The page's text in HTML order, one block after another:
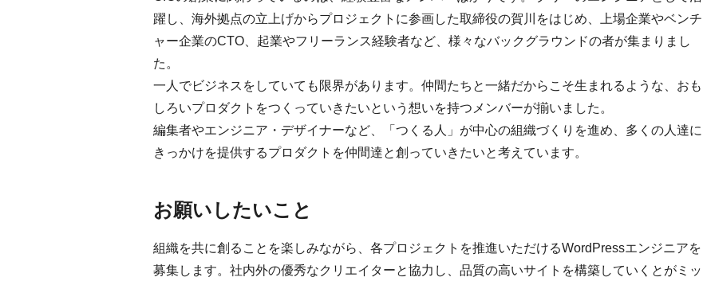
躍し、海外拠点の立上げからプロジェクトに参画した取締役の賀川をはじめ、上場企業やベンチ
ャー企業のCTO、起業やフリーランス経験者など、様々なバックグラウンドの者が集まりまし
た。
一人でビジネスをしていても限界があります。仲間たちと一緒だからこそ生まれるような、おも
しろいプロダクトをつくっていきたいという想いを持つメンバーが揃いました。
編集者やエンジニア・デザイナーなど、「つくる人」が中心の組織づくりを進め、多くの人達に
きっかけを提供するプロダクトを仲間達と創っていきたいと考えています。
お願いしたいこと
組織を共に創ることを楽しみながら、各プロジェクトを推進いただけるWordPressエンジニアを
募集します。社内外の優秀なクリエイターと協力し、品質の高いサイトを構築していくとがミッ